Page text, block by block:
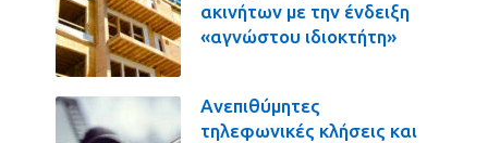
ακινήτων με την ένδειξη
«αγνώστου ιδιοκτήτη»
Ανεπιθύμητες
τηλεφωνικές κλήσεις και